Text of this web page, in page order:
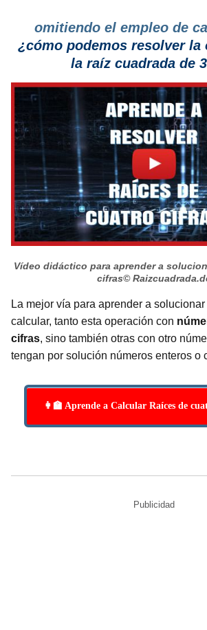
omitiendo el empleo de
¿cómo podemos resolver la
la raíz cuadrada de
Vídeo didáctico para aprender a
cifras©
La mejor vía para aprender a
calcular, tanto esta operación con
cifras, sino también otras con otro
tengan por solución números enteros o
👩‍🏫 Aprende a Calcular Raíces de
Publicidad